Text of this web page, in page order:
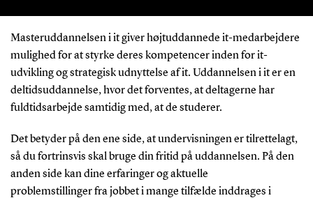
Masteruddannelsen i it giver højtuddannede it-medarbejdere
mulighed for at styrke deres kompetencer inden for it-
udvikling og strategisk udnyttelse af it. Uddannelsen i it er en
deltidsuddannelse, hvor det forventes, at deltagerne har
fuldtidsarbejde samtidig med, at de studerer.
Det betyder på den ene side, at undervisningen er tilrettelagt,
så du fortrinsvis skal bruge din fritid på uddannelsen. På den
anden side kan dine erfaringer og aktuelle
problemstillinger fra jobbet i mange tilfælde inddrages i